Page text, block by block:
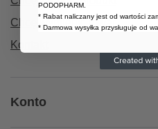
Chcę wymienić towar
Kontakt
Konto
PODOPHARM.
* Rabat naliczany jest od wartości
* Darmowa wysyłka przysługuje od